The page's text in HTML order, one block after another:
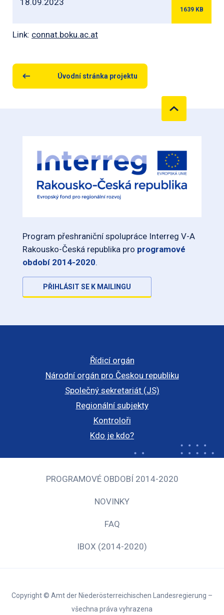
1639 KB
Link: connat.boku.ac.at
Úvodní stránka projektu
Program přeshraniční spolupráce Interreg V-A
Rakousko-Česká republika pro programové
období 2014-2020.
PŘIHLÁSIT SE K MAILINGU
Řídicí orgán
Národní orgán pro Českou republiku
Společný sekretariát (JS)
Regionální subjekty
Kontroloři
Kdo je kdo?
PROGRAMOVÉ OBDOBÍ 2014-2020
NOVINKY
FAQ
IBOX (2014-2020)
Copyright © Amt der Niederösterreichischen Landesregierung –
všechna práva vyhrazena